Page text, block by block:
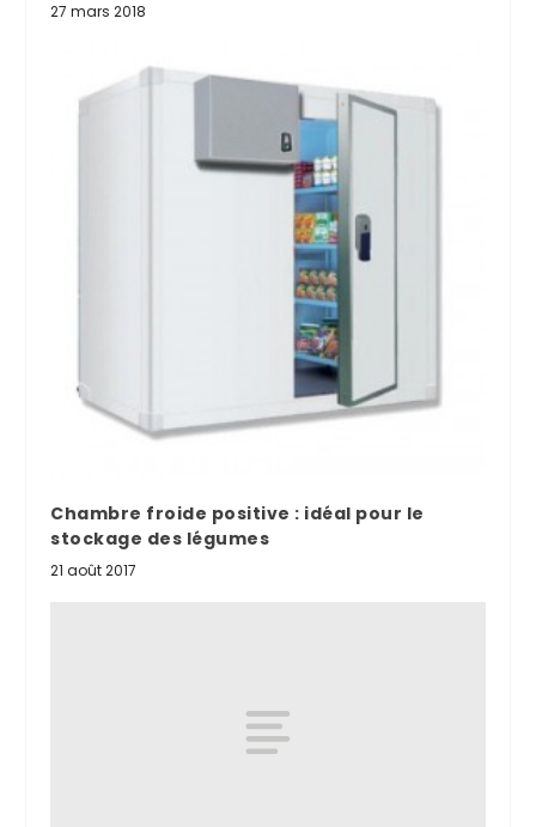
27 mars 2018
Chambre froide positive : idéal pour le
stockage des légumes
21 août 2017